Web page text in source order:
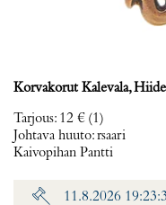
Korvakorut Kalevala,
Tarjous: 12 € (1)
Johtava huuto:rsaari
Kaivopihan Pantti
11.8.2026